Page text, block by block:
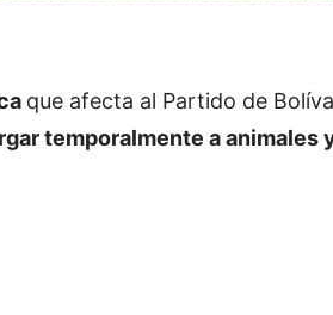
que afecta al Partido de
temporalmente a animales